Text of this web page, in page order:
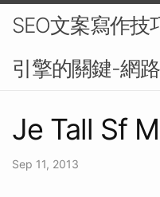
SEO文案寫作技
引擎的關鍵-網
Je Tall Sf
Sep 11, 2013